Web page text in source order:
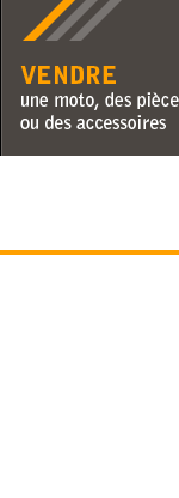
Vendre une moto, des
des accessoires